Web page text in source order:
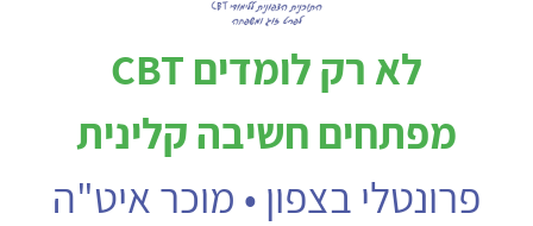
לא רק לומדים CBT
מפתחים חשיבה קלינית
פרונטלי בצפון • מוכר איט"ה